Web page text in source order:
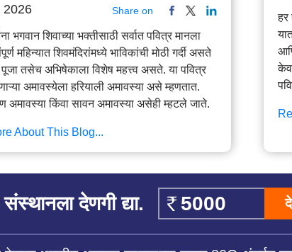
2026 Share on
भगवान शिवाच्या भक्तीसाठी सर्वात पवित्र मानला
महिन्यात शिवमंदिरांमध्ये भाविकांची मोठी गर्दी असते
तसेच अभिषेकाला विशेष महत्त्व असते. या पवित्र
अमावस्येला हरियाली अमावस्या असे म्हणतात.
अमावस्या किंवा सावन अमावस्या असेही म्हटले जाते.
About This Blog...
हर
देणगी द्या.